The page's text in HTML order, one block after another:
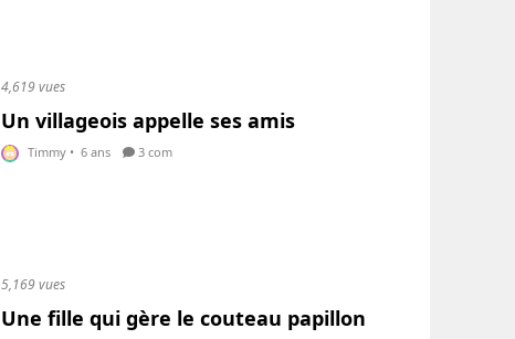
4,619 vues
Un villageois appelle ses amis
Timmy • 6 ans 3 com
5,169 vues
Une fille qui gère le couteau papillon